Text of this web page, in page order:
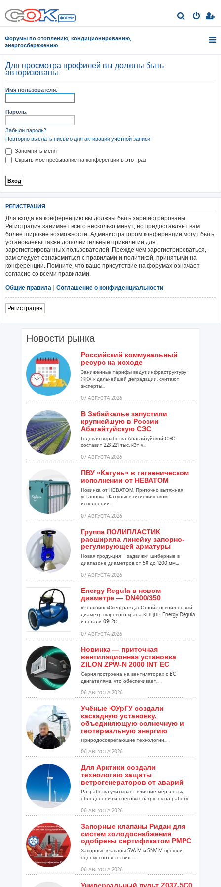
о
Форумы по отоплению, кондиционированию,
энергосбережению
Для просмотра профилей вы должны быть
авторизованы.
Имя пользователя:
Пароль:
Забыли пароль?
Повторно выслать письмо для активации учётной записи
Запомнить меня
Скрыть моё пребывание на конференции в этот раз
РЕГИСТРАЦИЯ
Для входа на конференцию вы должны быть зарегистрированы.
Регистрация занимает всего несколько минут, но предоставляет вам
более широкие возможности. Администратором конференции могут быть
установлены также дополнительные привилегии для
зарегистрированных пользователей. Прежде чем зарегистрироваться,
вам следует ознакомиться с правилами и политикой, принятыми на
конференции. Помните, что ваше присутствие на форумах означает
согласие со всеми правилами.
Общие правила | Соглашение о конфиденциальности
Регистрация
Новости рынка
Российский коммунальный
ресурс на исходе
Заниженные тарифы ведут инфраструктуру
ЖКХ к дальнейшей деградации, считают
эксперты...
07 АВГУСТА 2026
В Забайкалье запустили
крупнейшую в России
Абагайтуйскую СЭС
Годовая выработка Абагайтуйской СЭС
составит 223 221 тыс. кВт-ч...
07 АВГУСТА 2026
ПВУ «Катунь» в гигиеническом
исполнении от НЕВАТОМ
Новинка от НЕВАТОМ: Приточно-вытяжная
установка «Катунь» в гигиеническом
исполнении...
07 АВГУСТА 2026
Группа ПОЛИПЛАСТИК
расширила линейку запорно-
регулирующей арматуры
Новая продукция – задвижки шиберные в
диапазоне диаметров от 50 до 1200 мм...
07 АВГУСТА 2026
Energy Regula в новом
диаметре — DN400/350
«ЧелябинскСпецГражданСтрой» освоил новый
диаметр шарового крана КШЦПР Energy Regula
из стали 09Г2С...
07 АВГУСТА 2026
Новинка — приточная
вентиляционная установка
ZILON ZPW-N 2000 INT EC
Серия построена на вентиляторах с EC-
двигателями, что обеспечивает...
06 АВГУСТА 2026
Учёные ЮУрГУ создали
каскадную установку,
объединяющую солнечную и
геотермальную энергию
Природосберегающие технологии...
06 АВГУСТА 2026
Для Арктики создали
технологию защиты
ветрогенераторов от аварий
Разработка учитывает влияние мерзлоты,
обледенения и снеговых нагрузок на работу
06 АВГУСТА 2026
Запорные клапаны Ридан для
систем холодоснабжения
одобрены сертификатом РМРС
Запорные клапаны SVA M и SNV M прошли
оценку соответствия ...
06 АВГУСТА 2026
Универсальный пульт Z037-5C0